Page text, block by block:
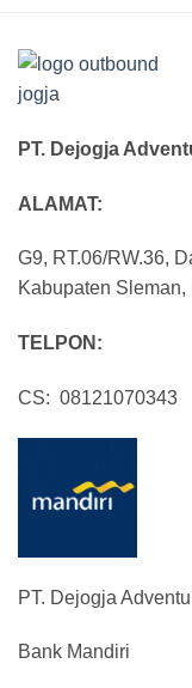
PT. Dejogja
ALAMAT:
G9, RT.06/RW.36,
Kabupaten
TELPON:
CS: 08121070343
PT. Dejogja
Bank Mandiri